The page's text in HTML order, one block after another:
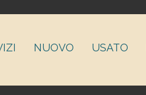
NUOVO USATO